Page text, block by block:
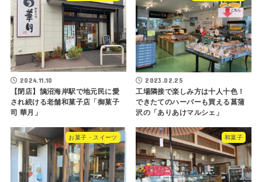
2024.11.10
【閉店】鵠沼海岸駅で地元民に愛
され続ける老舗和菓子店「御菓子
司 華月」
2023.02.25
工場隣接で楽しみ方は十人十色！
できたてのハーバーも買える菖蒲
沢の「ありあけマルシェ」
お菓子・スイーツ 和菓子